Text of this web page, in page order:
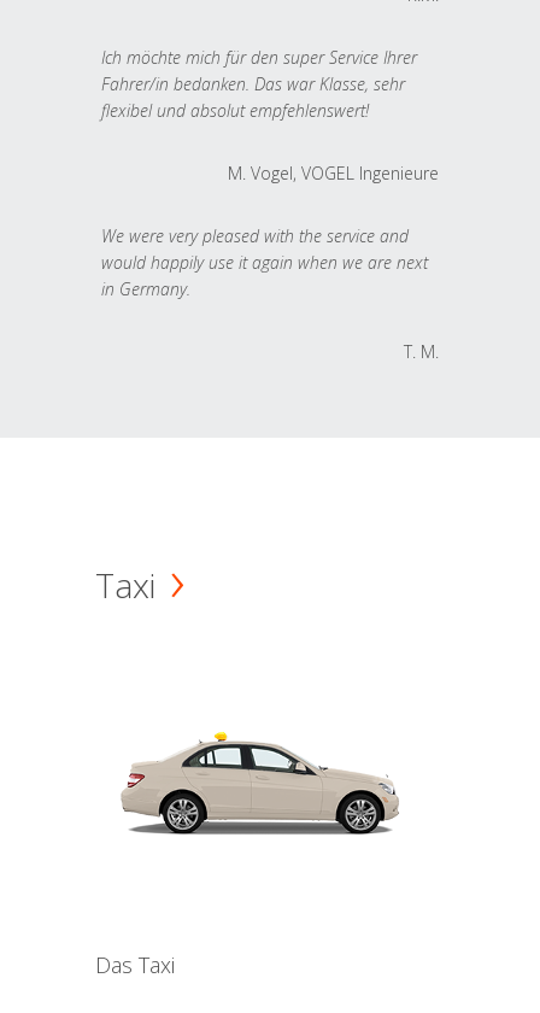
Ich möchte mich für den super Service Ihrer
Fahrer/in bedanken. Das war Klasse, sehr
flexibel und absolut empfehlenswert!
M. Vogel, VOGEL Ingenieure
We were very pleased with the service and
would happily use it again when we are next
in Germany.
T. M.
Taxi
Das Taxi